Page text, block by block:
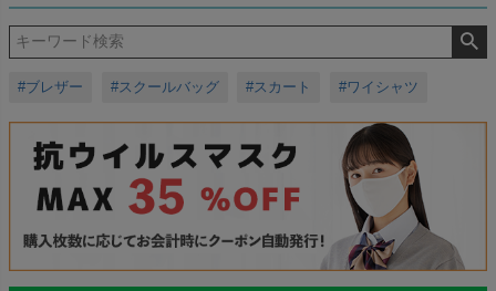
#ブレザー #スクールバッグ #スカート #ワイシャツ